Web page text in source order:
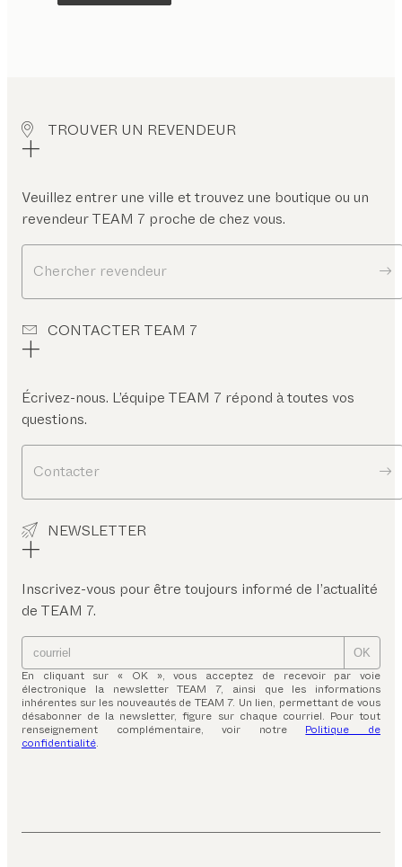
TROUVER UN REVENDEUR
Veuillez entrer une ville et trouvez une boutique ou un
revendeur TEAM 7 proche de chez vous.
Chercher revendeur
CONTACTER TEAM 7
Écrivez-nous. L’équipe TEAM 7 répond à toutes vos
questions.
Contacter
NEWSLETTER
Inscrivez-vous pour être toujours informé de l’actualité
de TEAM 7.
OK
En cliquant sur « OK », vous acceptez de recevoir par voie
électronique la newsletter TEAM 7, ainsi que les informations
inhérentes sur les nouveautés de TEAM 7. Un lien, permettant de vous
désabonner de la newsletter, figure sur chaque courriel. Pour tout
renseignement complémentaire, voir notre Politique de
confidentialité.